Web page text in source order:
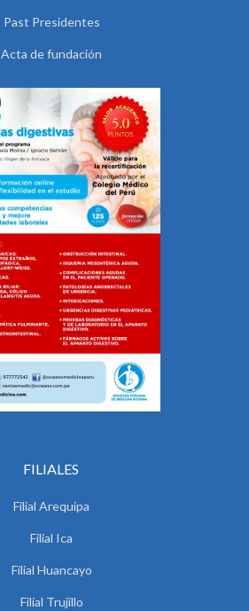
Past Presidentes
Acta de fundación
FILIALES
Filial Arequipa
Filial Ica
Filial Huancayo
Filial Trujillo